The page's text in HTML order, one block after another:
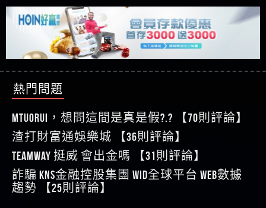
機、集鴻運玩法、獨家試玩一次看！
【其他問題】【2025】ATG試玩必看！戰神賽特
51,000倍數玩法攻略，輕鬆稱霸老虎機！
【其他問題】「拆解力智投資詐騙套路緊急追討
賴zg369」力智投資是不是詐騙 力智投資是真的嗎
力智投資是詐騙嗎 南部老翁還在癡迷力智投資高
【其他問題】 【遇天盛商行詐騙追回資金賴
zg369】天盛商行詐騙 天盛商行是不是詐騙 天盛商
招教你拿回
【其他問題】 受害者援助賴【zg369】退休老翁被
點靈是不是詐騙 大戶e點靈是詐騙嗎 大戶e點靈無
法出金 （大戶e點靈）教你如何規避詐騙陷阱
費討回資金賴zg369】弘記投資是詐騙嗎 弘記投資
是不是詐騙 弘記投資是真的嗎 被弘記投資詐騙的
錢怎麼辦 本文教你如何拿回被騙資金
【其他問題】 被騙追回賴【zg369】KnTop利用新型
詐騙手法欺詐群眾 KnTop是真的嗎 KnTop是不是詐騙
KnTop是詐騙嗎 【KnTop】KnTop無法出金 被KnTop詐騙
的錢一招拿回
【其他問題】機台運算專案詐騙持續收割國人中
【免費討回資金賴zg369】機台運算專案是詐騙嗎
機台運算專案是不是詐騙 機台運算專案是真的嗎
被機台運算專案詐騙的錢怎麼辦 本文教你如何拿
回被騙資金
【其他問題】 Hoyabit詐騙持續收割國人中【免費
討回資金賴zg369】Hoyabit是詐騙嗎 Hoyabit是不是詐
騙 Hoyabit是真的嗎 被HoyabitHoyabit詐騙的錢怎麼辦
本文教你如何拿回被騙資金
【其他問題】KS.M多元化行銷詐騙持續收割國人
中【免費討回資金賴zg369】KS.M多元化行銷是詐
騙嗎 KS.M多元化行銷是不是詐騙 KS.M多元化行銷是
真的嗎 被KS.M多元化行銷詐騙的錢怎麼辦 本文教
你如何拿回被騙資金
【其他問題】免費追回賴「zg369」深度解析野原
家 Family & Love如何詐騙 野原家 Family & Love是不是詐
騙 野原家 Family & Love是真的嗎 野原家 Family & Love是
詐騙嗎 165多次通報野原家 Family & Love是詐騙平台
【其他問題】元盈橋詐騙持續收割國人中【免費
討回資金賴zg369】元盈橋是詐騙嗎 元盈橋是不是
詐騙 元盈橋是真的嗎 被元盈橋詐騙的錢怎麼辦
【其他問題】被騙追回賴【zg369】M.L.Edge利用新
型詐騙手法欺詐群眾 M.L.Edge是真的嗎 M.L.Edge是不
【其他問題】 Robinhood詐騙持續收割國人中【免
【侯依揚】廢物喔
【傑】推代理真的好相處
【盧鴻傑】請問一下100多萬會出金嗎，有誰可以
回答
【王亞廷】LINE:kK605638
【王亞廷】#免費手遊#錢龍皇ONLINE#http
【傑】真的
【Wei】讚
【沈樂慧】又是九州??爛死了黑網不要玩
【林伊依】爛死了拉贏錢直接鎖帳號可以去吃屎
【陳靜茹】推薦小畢，我也是小畢的會員～～
【黃家羭】推推
【AVA娛樂城】還會自己做假對話來毀謗欸哈哈哈
熱門問題
MTUORUi，想問這間是真是假?.? 【70則評論】
渣打財富通娛樂城 【36則評論】
TEAMWAY 挺威 會出金嗎 【31則評論】
詐騙 kns金融控股集團 WID全球平台 WEB數據
趨勢 【25則評論】